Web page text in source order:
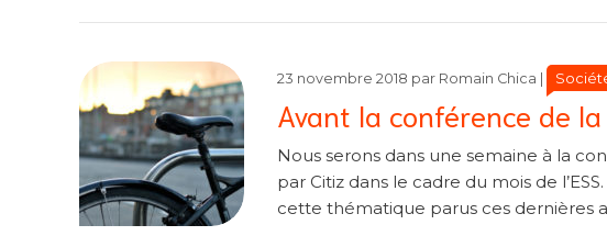
Avant la conférence de
23 novembre 2018 par Romain Chica
Nous serons dans une semaine à la
par Citiz dans le cadre du mois de
cette thématique parus ces dernières